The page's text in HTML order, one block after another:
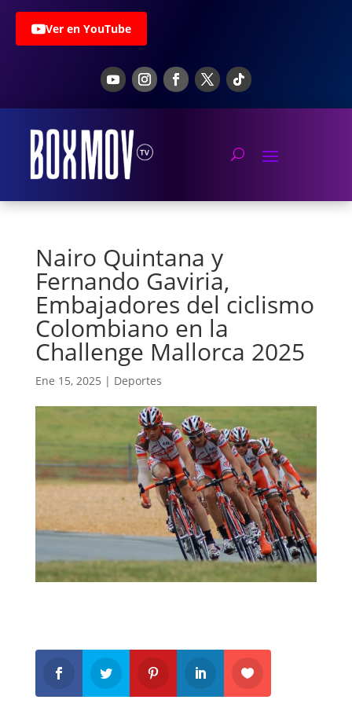
Ver en YouTube
Nairo Quintana y
Fernando Gaviria,
Embajadores del ciclismo
Colombiano en la
Challenge Mallorca 2025
Ene 15, 2025 | Deportes